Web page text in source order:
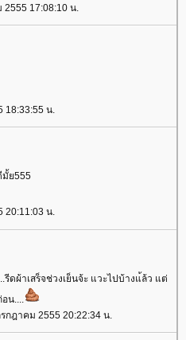
2555 17:08:10 น.
18:33:55 น.
มั้ย555
20:11:03 น.
ดผ้าเสร็จช่วงเย็นจ้ะ แวะไปบ้างแ้ล้ว แต่
น....
กฎาคม 2555 20:22:34 น.